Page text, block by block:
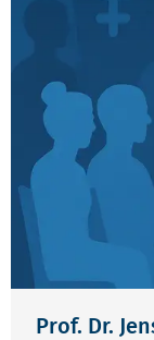
Prof. Dr.